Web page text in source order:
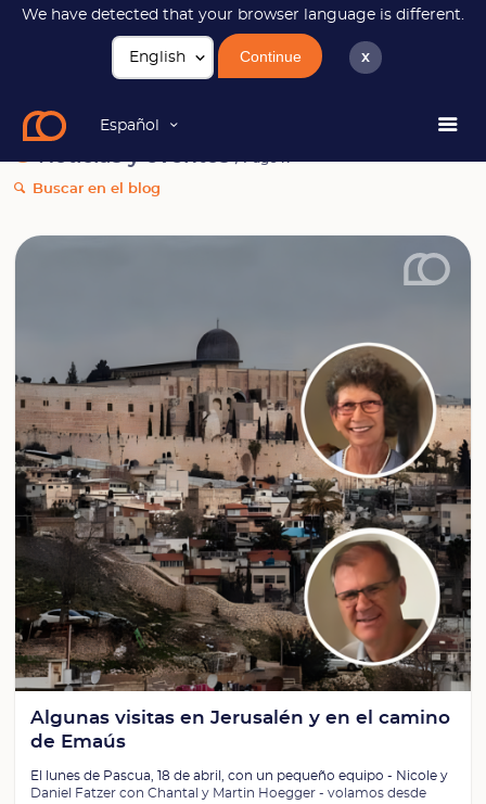
We have detected that your browser language is different.
Continue x
Español
Noticias y eventos
Buscar en el blog
Algunas visitas en Jerusalén y en el camino
de Emaús
El lunes de Pascua, 18 de abril, con un pequeño equipo - Nicole y
Daniel Fatzer con Chantal y Martin Hoegger - volamos desde